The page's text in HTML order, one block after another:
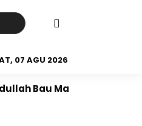
07 AGU 2026
Massepe